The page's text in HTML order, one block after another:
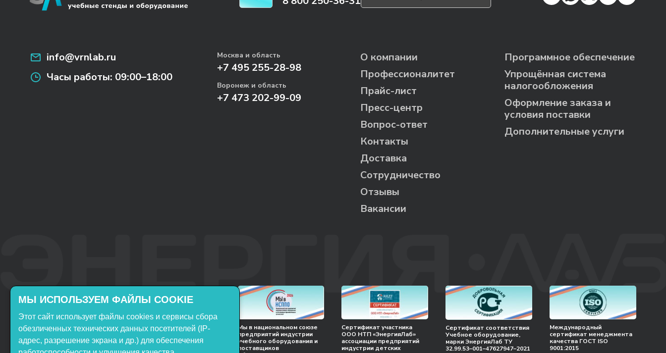
info@vrnlab.ru
Часы работы: 09:00–18:00
Москва и область
+7 495 255-28-98
Воронеж и область
+7 473 202-99-09
О компании
Профессионалитет
Прайс-лист
Пресс-центр
Вопрос-ответ
Контакты
Доставка
Сотрудничество
Отзывы
Вакансии
Программное обеспечение
Упрощённая система
налогообложения
Оформление заказа и
условия поставки
Дополнительные услуги
Включён в реестр
Продукция НТП
«ЭнергияЛаб» включена в
реестр Минпромторга РФ
Мы в национальном союзе
предприятий индустрии
учебного оборудования и
поставщиков
Сертификат участника
ООО НТП «ЭнергияЛаб»
ассоциации предприятий
индустрии детских
Сертификат соответствия
Учебное оборудование,
марки ЭнергияЛаб ТУ
32.99.53–001–47627947–2021
Международный
сертификат менеджмента
качества ГОСТ ISO
9001:2015
МЫ ИСПОЛЬЗУЕМ ФАЙЛЫ COOKIE
Этот сайт использует файлы cookies и сервисы сбора
обезличенных технических данных посетителей (IP-
адрес, разрешение экрана и др.) для обеспечения